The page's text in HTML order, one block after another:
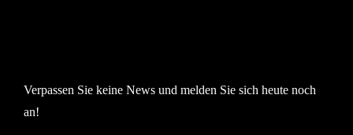
Verpassen Sie keine News und melden Sie sich heute noch
an!